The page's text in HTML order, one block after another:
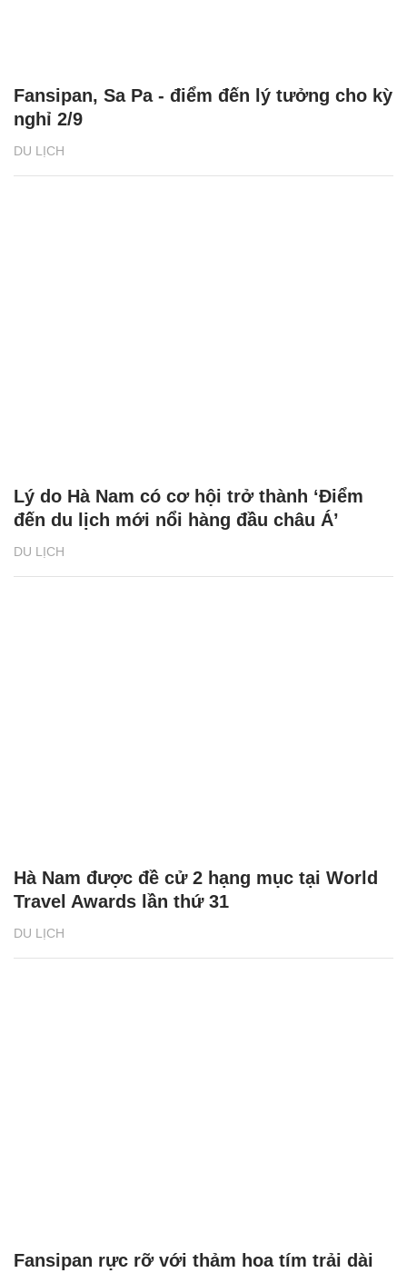
DU LỊCH
Fansipan, Sa Pa - điểm đến lý tưởng cho kỳ
nghỉ 2/9
DU LỊCH
Lý do Hà Nam có cơ hội trở thành ‘Điểm
đến du lịch mới nổi hàng đầu châu Á’
DU LỊCH
Hà Nam được đề cử 2 hạng mục tại World
Travel Awards lần thứ 31
Fansipan rực rỡ với thảm hoa tím trải dài